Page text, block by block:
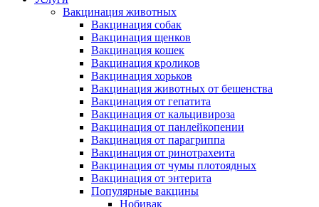
Вакцинация животных
Вакцинация собак
Вакцинация щенков
Вакцинация кошек
Вакцинация кроликов
Вакцинация хорьков
Вакцинация животных от бешенства
Вакцинация от гепатита
Вакцинация от кальцивироза
Вакцинация от панлейкопении
Вакцинация от парагриппа
Вакцинация от ринотрахеита
Вакцинация от чумы плотоядных
Вакцинация от энтерита
Популярные вакцины
Нобивак